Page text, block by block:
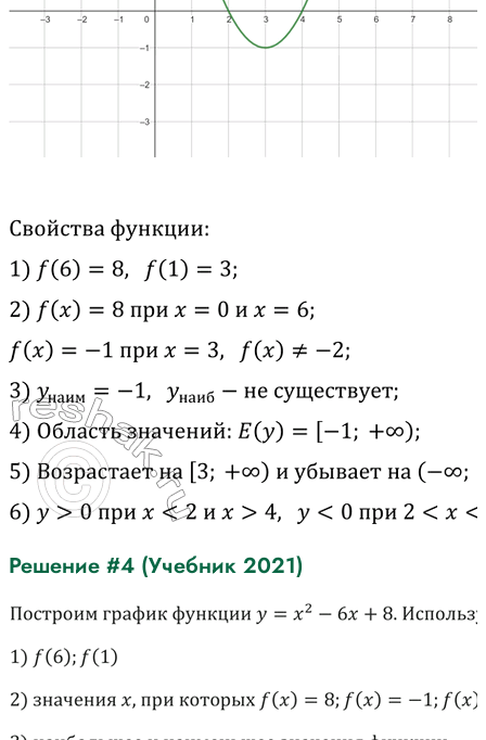
Решение #4 (Учебник 2021)